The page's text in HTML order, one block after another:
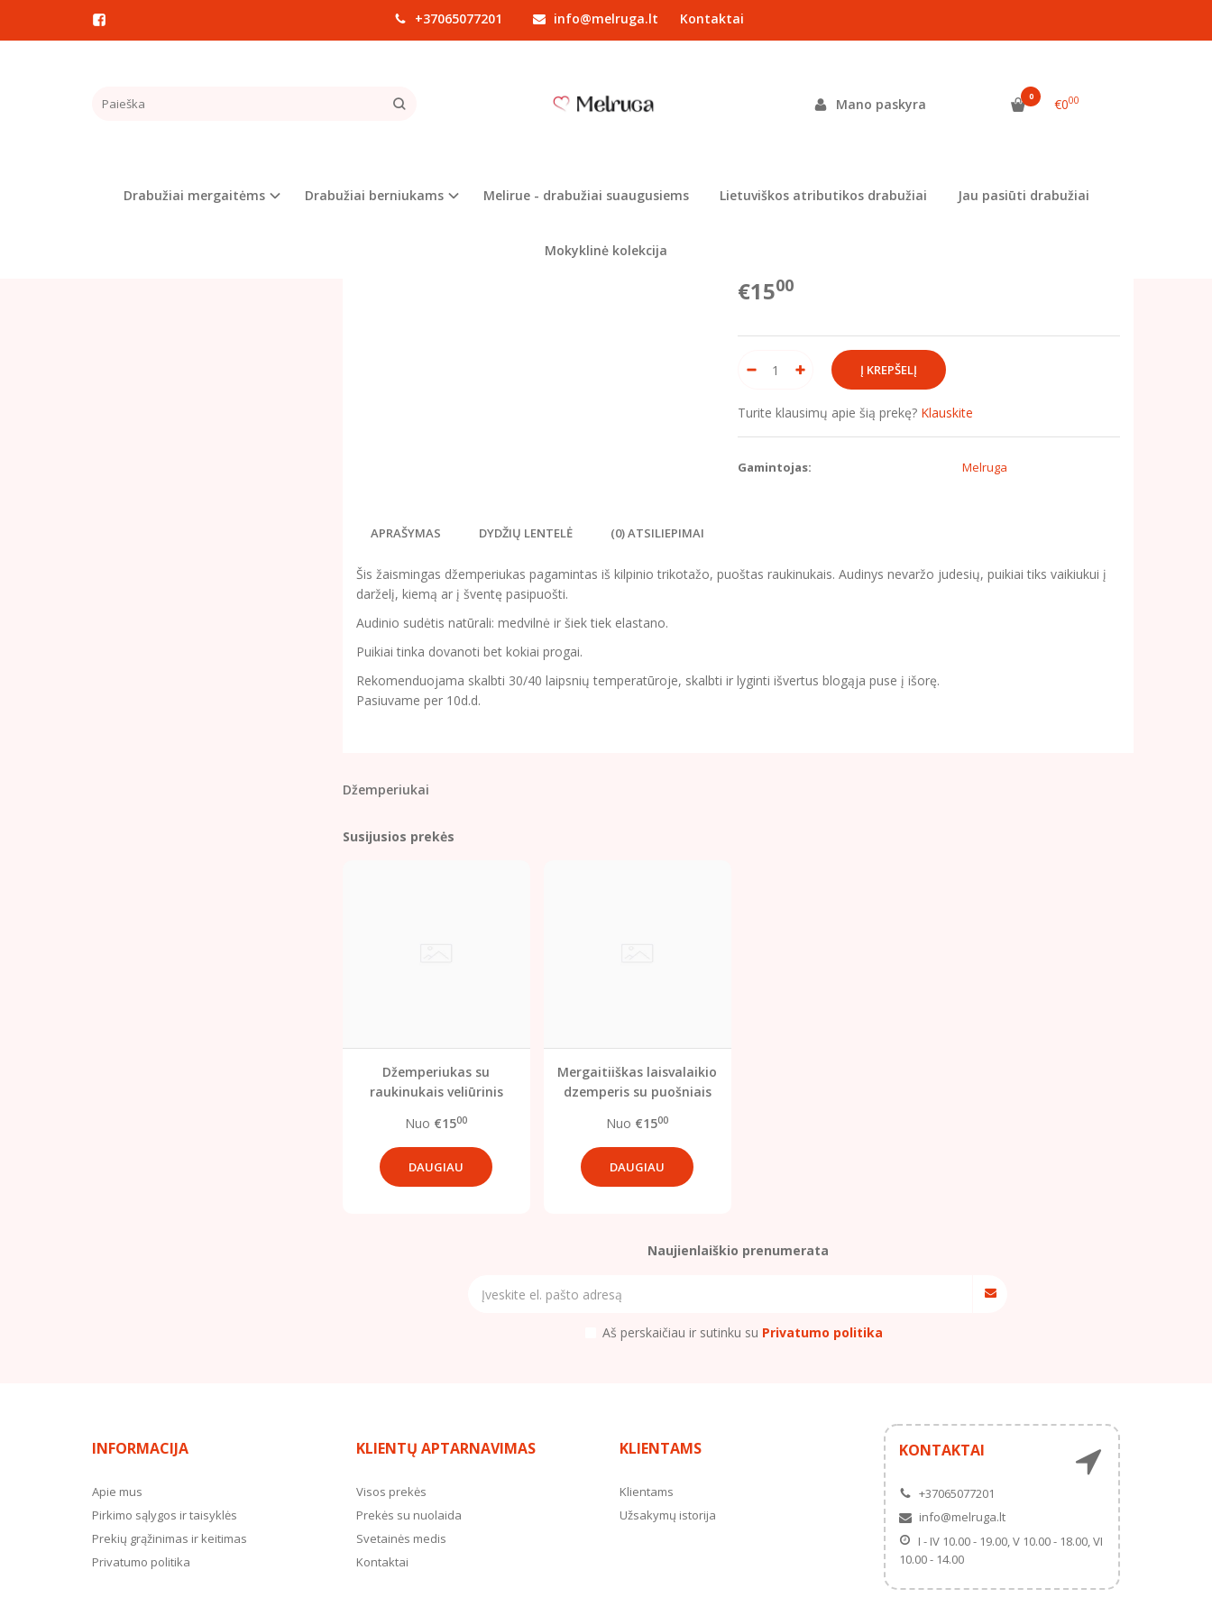
+37065077201 info@melruga.lt Kontaktai
Mano paskyra 0 €000
Drabužiai mergaitėms Drabužiai berniukams Melirue - drabužiai suaugusiems Lietuviškos atributikos drabužiai Jau pasiūti drabužiai
Mokyklinė kolekcija
€1500
Turite klausimų apie šią prekę? Klauskite
Gamintojas: Melruga
APRAŠYMAS DYDŽIŲ LENTELĖ (0) ATSILIEPIMAI
Šis žaismingas džemperiukas pagamintas iš kilpinio trikotažo, puoštas raukinukais. Audinys nevaržo judesių, puikiai tiks vaikiukui į
darželį, kiemą ar į šventę pasipuošti.
Audinio sudėtis natūrali: medvilnė ir šiek tiek elastano.
Puikiai tinka dovanoti bet kokiai progai.
Rekomenduojama skalbti 30/40 laipsnių temperatūroje, skalbti ir lyginti išvertus blogąja puse į išorę.
Pasiuvame per 10d.d.
Džemperiukai
Susijusios prekės
Džemperiukas su
raukinukais veliūrinis
Nuo €1500
DAUGIAU
Mergaitiiškas laisvalaikio
dzemperis su puošniais
Nuo €1500
DAUGIAU
Naujienlaiškio prenumerata
Aš perskaičiau ir sutinku su Privatumo politika
INFORMACIJA
Apie mus
Pirkimo sąlygos ir taisyklės
Prekių grąžinimas ir keitimas
Privatumo politika
KLIENTŲ APTARNAVIMAS
Visos prekės
Prekės su nuolaida
Svetainės medis
Kontaktai
KLIENTAMS
Klientams
Užsakymų istorija
KONTAKTAI
+37065077201
info@melruga.lt
I - IV 10.00 - 19.00, V 10.00 - 18.00, VI
10.00 - 14.00